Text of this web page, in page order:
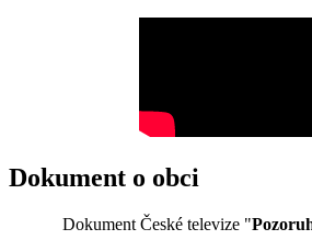
Dokument o obci
Dokument České televize "